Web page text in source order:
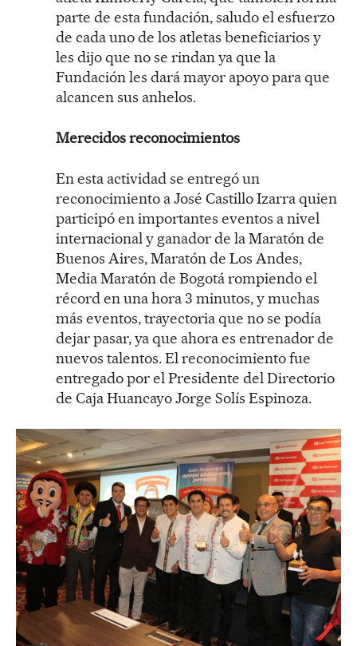
parte de esta fundación, saludo el esfuerzo
de cada uno de los atletas beneficiarios y
les dijo que no se rindan ya que la
Fundación les dará mayor apoyo para que
alcancen sus anhelos.
Merecidos reconocimientos
En esta actividad se entregó un
reconocimiento a José Castillo Izarra quien
participó en importantes eventos a nivel
internacional y ganador de la Maratón de
Buenos Aires, Maratón de Los Andes,
Media Maratón de Bogotá rompiendo el
récord en una hora 3 minutos, y muchas
más eventos, trayectoria que no se podía
dejar pasar, ya que ahora es entrenador de
nuevos talentos. El reconocimiento fue
entregado por el Presidente del Directorio
de Caja Huancayo Jorge Solís Espinoza.